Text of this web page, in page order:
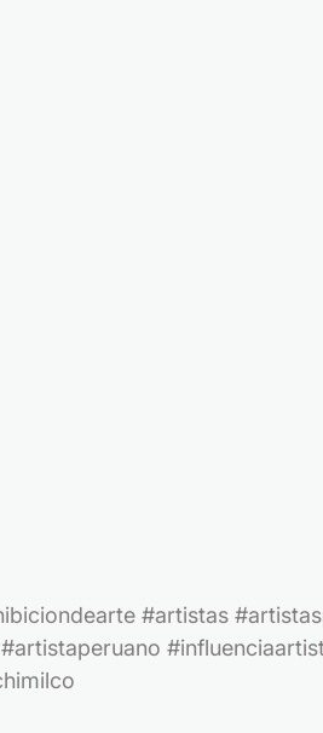
#artistas
#artistaperuano